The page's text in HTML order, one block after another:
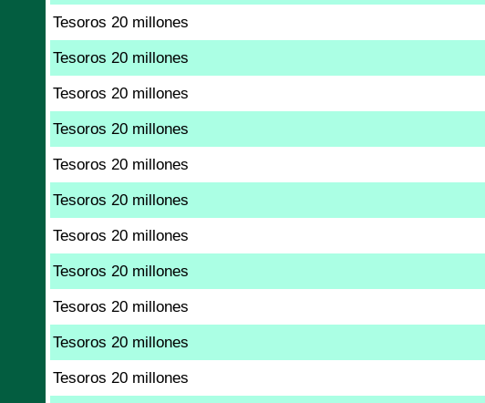
Tesoros 20 millones
Tesoros 20 millones
Tesoros 20 millones
Tesoros 20 millones
Tesoros 20 millones
Tesoros 20 millones
Tesoros 20 millones
Tesoros 20 millones
Tesoros 20 millones
Tesoros 20 millones
Tesoros 20 millones